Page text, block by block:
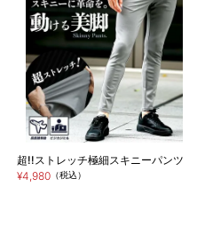
超!!ストレッチ極細スキニーパンツ
¥4,980（税込）